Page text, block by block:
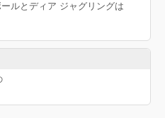
ルとディア ジャグリングは